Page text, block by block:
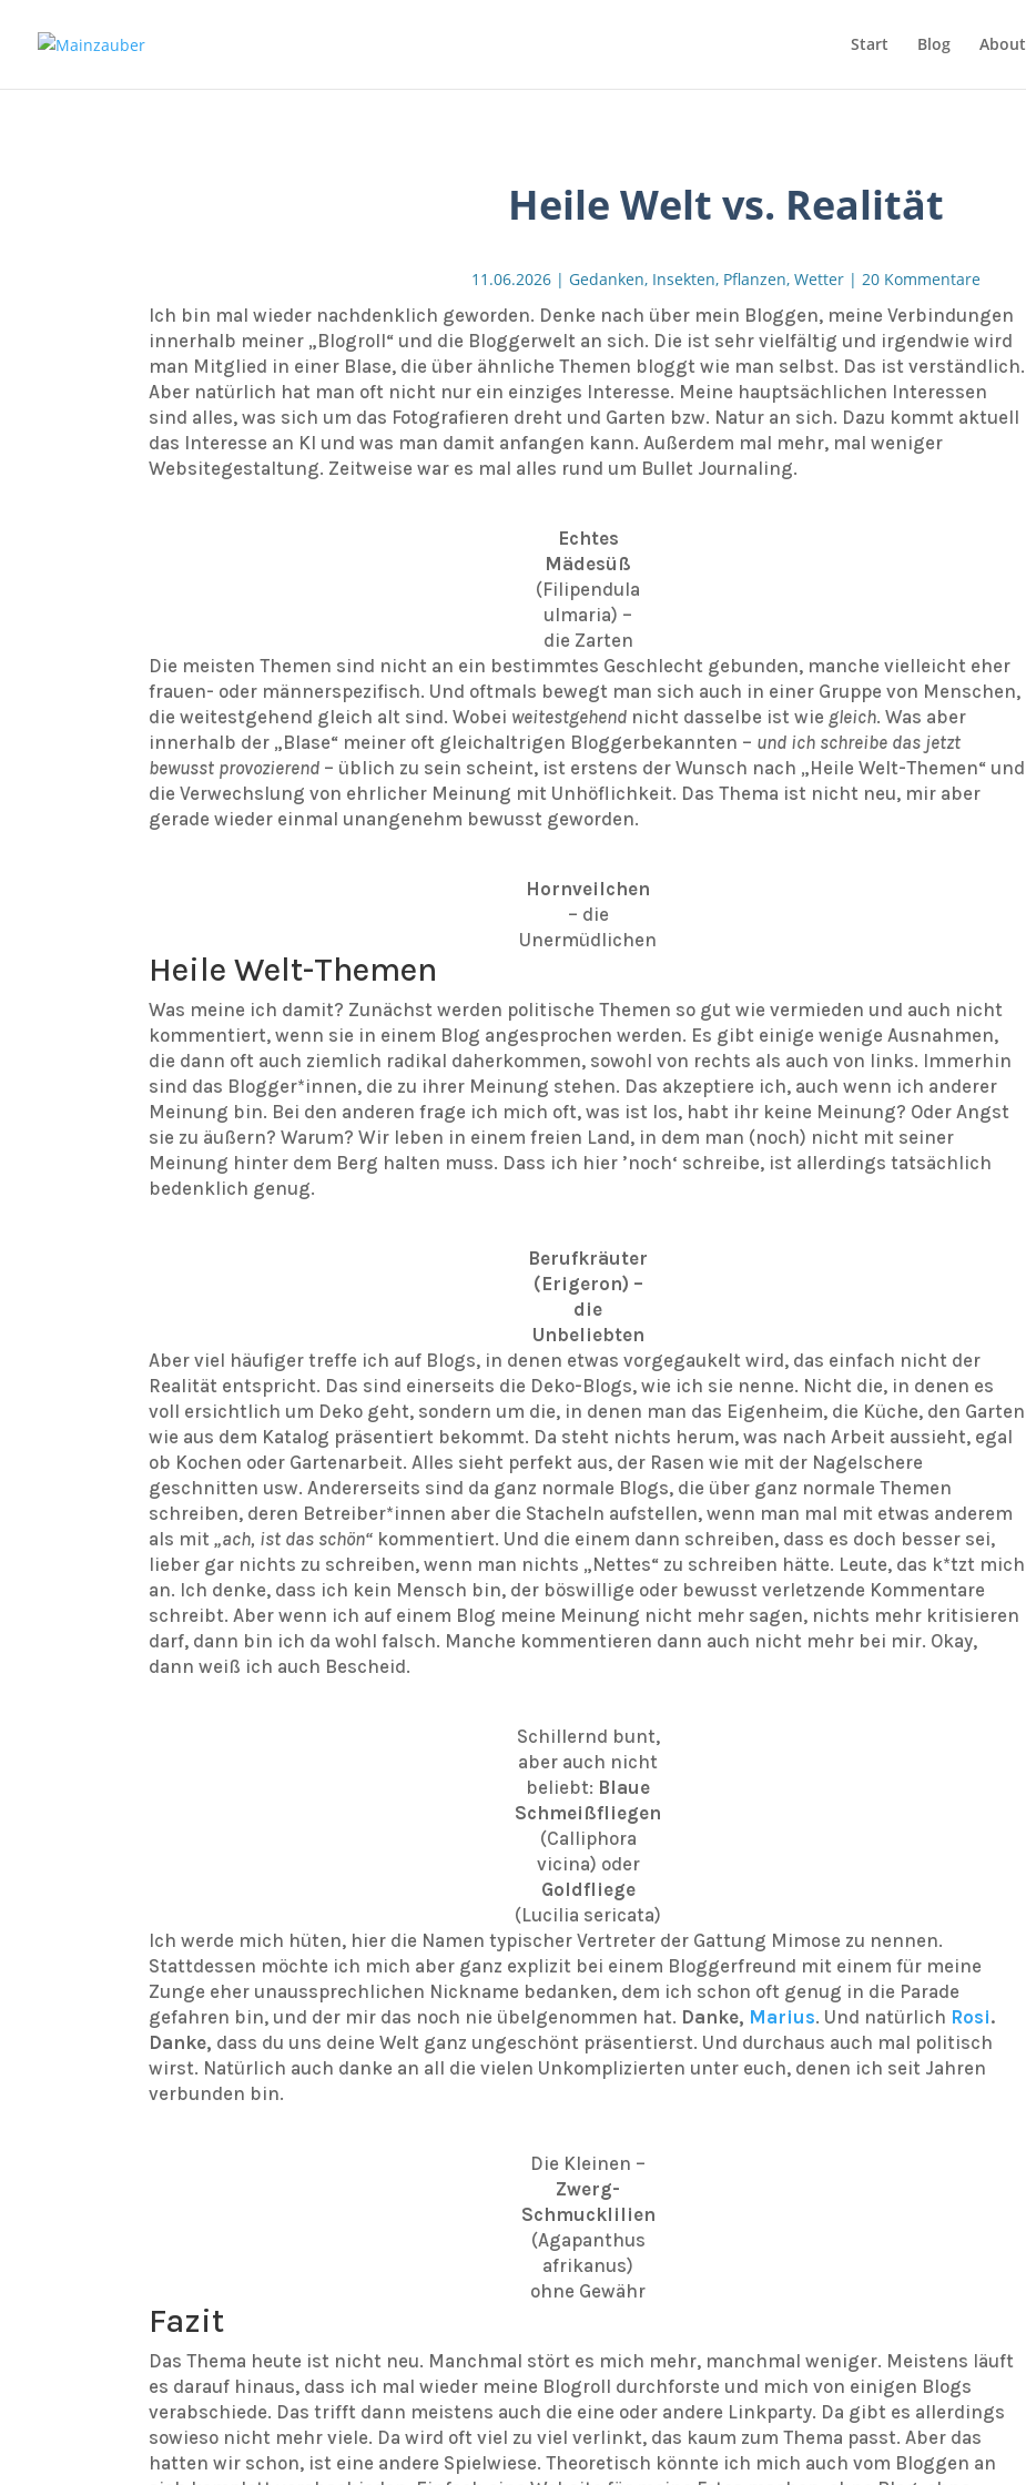
Start Blog About
Heile Welt vs. Realität
11.06.2026 | Gedanken, Insekten, Pflanzen, Wetter | 20 Kommentare
Ich bin mal wieder nachdenklich geworden. Denke nach über mein Bloggen, meine Verbindungen
innerhalb meiner „Blogroll“ und die Bloggerwelt an sich. Die ist sehr vielfältig und irgendwie wird
man Mitglied in einer Blase, die über ähnliche Themen bloggt wie man selbst. Das ist verständlich.
Aber natürlich hat man oft nicht nur ein einziges Interesse. Meine hauptsächlichen Interessen
sind alles, was sich um das Fotografieren dreht und Garten bzw. Natur an sich. Dazu kommt aktuell
das Interesse an KI und was man damit anfangen kann. Außerdem mal mehr, mal weniger
Websitegestaltung. Zeitweise war es mal alles rund um Bullet Journaling.
Echtes
Mädesüß
(Filipendula
ulmaria) –
die Zarten
Die meisten Themen sind nicht an ein bestimmtes Geschlecht gebunden, manche vielleicht eher
frauen- oder männerspezifisch. Und oftmals bewegt man sich auch in einer Gruppe von Menschen,
die weitestgehend gleich alt sind. Wobei weitestgehend nicht dasselbe ist wie gleich. Was aber
innerhalb der „Blase“ meiner oft gleichaltrigen Bloggerbekannten – und ich schreibe das jetzt
bewusst provozierend – üblich zu sein scheint, ist erstens der Wunsch nach „Heile Welt-Themen“ und
die Verwechslung von ehrlicher Meinung mit Unhöflichkeit. Das Thema ist nicht neu, mir aber
gerade wieder einmal unangenehm bewusst geworden.
Hornveilchen
– die
Unermüdlichen
Heile Welt-Themen
Was meine ich damit? Zunächst werden politische Themen so gut wie vermieden und auch nicht
kommentiert, wenn sie in einem Blog angesprochen werden. Es gibt einige wenige Ausnahmen,
die dann oft auch ziemlich radikal daherkommen, sowohl von rechts als auch von links. Immerhin
sind das Blogger*innen, die zu ihrer Meinung stehen. Das akzeptiere ich, auch wenn ich anderer
Meinung bin. Bei den anderen frage ich mich oft, was ist los, habt ihr keine Meinung? Oder Angst
sie zu äußern? Warum? Wir leben in einem freien Land, in dem man (noch) nicht mit seiner
Meinung hinter dem Berg halten muss. Dass ich hier ’noch‘ schreibe, ist allerdings tatsächlich
bedenklich genug.
Berufkräuter
(Erigeron) –
die
Unbeliebten
Aber viel häufiger treffe ich auf Blogs, in denen etwas vorgegaukelt wird, das einfach nicht der
Realität entspricht. Das sind einerseits die Deko-Blogs, wie ich sie nenne. Nicht die, in denen es
voll ersichtlich um Deko geht, sondern um die, in denen man das Eigenheim, die Küche, den Garten
wie aus dem Katalog präsentiert bekommt. Da steht nichts herum, was nach Arbeit aussieht, egal
ob Kochen oder Gartenarbeit. Alles sieht perfekt aus, der Rasen wie mit der Nagelschere
geschnitten usw. Andererseits sind da ganz normale Blogs, die über ganz normale Themen
schreiben, deren Betreiber*innen aber die Stacheln aufstellen, wenn man mal mit etwas anderem
als mit„ach, ist das schön“ kommentiert. Und die einem dann schreiben, dass es doch besser sei,
lieber gar nichts zu schreiben, wenn man nichts „Nettes“ zu schreiben hätte. Leute, das k*tzt mich
an. Ich denke, dass ich kein Mensch bin, der böswillige oder bewusst verletzende Kommentare
schreibt. Aber wenn ich auf einem Blog meine Meinung nicht mehr sagen, nichts mehr kritisieren
darf, dann bin ich da wohl falsch. Manche kommentieren dann auch nicht mehr bei mir. Okay,
dann weiß ich auch Bescheid.
Schillernd bunt,
aber auch nicht
beliebt: Blaue
Schmeißfliegen
(Calliphora
vicina) oder
Goldfliege
(Lucilia sericata)
Ich werde mich hüten, hier die Namen typischer Vertreter der Gattung Mimose zu nennen.
Stattdessen möchte ich mich aber ganz explizit bei einem Bloggerfreund mit einem für meine
Zunge eher unaussprechlichen Nickname bedanken, dem ich schon oft genug in die Parade
gefahren bin, und der mir das noch nie übelgenommen hat. Danke, Marius. Und natürlich Rosi.
Danke, dass du uns deine Welt ganz ungeschönt präsentierst. Und durchaus auch mal politisch
wirst. Natürlich auch danke an all die vielen Unkomplizierten unter euch, denen ich seit Jahren
verbunden bin.
Die Kleinen –
Zwerg-
Schmucklilien
(Agapanthus
afrikanus)
ohne Gewähr
Fazit
Das Thema heute ist nicht neu. Manchmal stört es mich mehr, manchmal weniger. Meistens läuft
es darauf hinaus, dass ich mal wieder meine Blogroll durchforste und mich von einigen Blogs
verabschiede. Das trifft dann meistens auch die eine oder andere Linkparty. Da gibt es allerdings
sowieso nicht mehr viele. Da wird oft viel zu viel verlinkt, das kaum zum Thema passt. Aber das
hatten wir schon, ist eine andere Spielwiese. Theoretisch könnte ich mich auch vom Bloggen an